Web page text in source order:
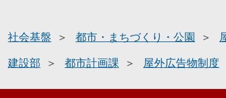
社会基盤 都市・まちづくり・公園
建設部 都市計画課 屋外広告物制度